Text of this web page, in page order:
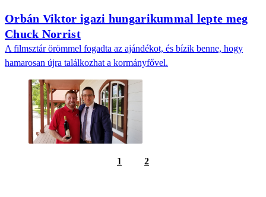
Orbán Viktor igazi hungarikummal lepte meg
Chuck Norrist
A filmsztár örömmel fogadta az ajándékot, és bízik benne, hogy
hamarosan újra találkozhat a kormányfővel.
1 2